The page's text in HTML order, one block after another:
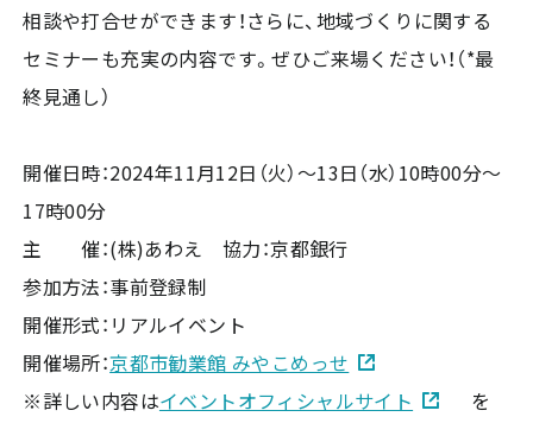
相談や打合せができます！さらに、地域づくりに関する
セミナーも充実の内容です。ぜひご来場ください！（*️最
終見通し）
開催日時：2024年11月12日（火）～13日（水）10時00分～
17時00分
主 催：(株)あわえ 協力：京都銀行
参加方法：事前登録制
開催形式：リアルイベント
開催場所：京都市勧業館 みやこめっせ
※詳しい内容はイベントオフィシャルサイト
を